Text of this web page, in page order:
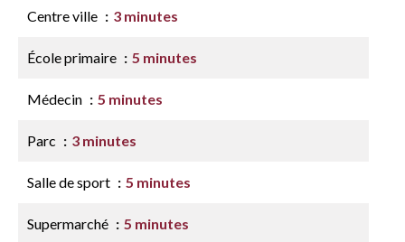
Centre ville 3 minutes
École primaire 5 minutes
Médecin 5 minutes
Parc 3 minutes
Salle de sport 5 minutes
Supermarché 5 minutes